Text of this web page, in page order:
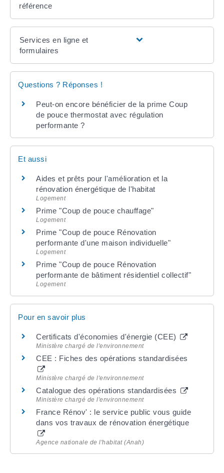
référence
Services en ligne et
formulaires
Questions ? Réponses !
Peut-on encore bénéficier de la prime Coup
de pouce thermostat avec régulation
performante ?
Et aussi
Aides et prêts pour l'amélioration et la
rénovation énergétique de l'habitat
Logement
Prime "Coup de pouce chauffage"
Logement
Prime "Coup de pouce Rénovation
performante d'une maison individuelle"
Logement
Prime "Coup de pouce Rénovation
performante de bâtiment résidentiel collectif"
Logement
Pour en savoir plus
Certificats d'économies d'énergie (CEE)
Ministère chargé de l'environnement
CEE : Fiches des opérations standardisées
Ministère chargé de l'environnement
Catalogue des opérations standardisées
Ministère chargé de l'environnement
France Rénov' : le service public vous guide
dans vos travaux de rénovation énergétique
Agence nationale de l'habitat (Anah)